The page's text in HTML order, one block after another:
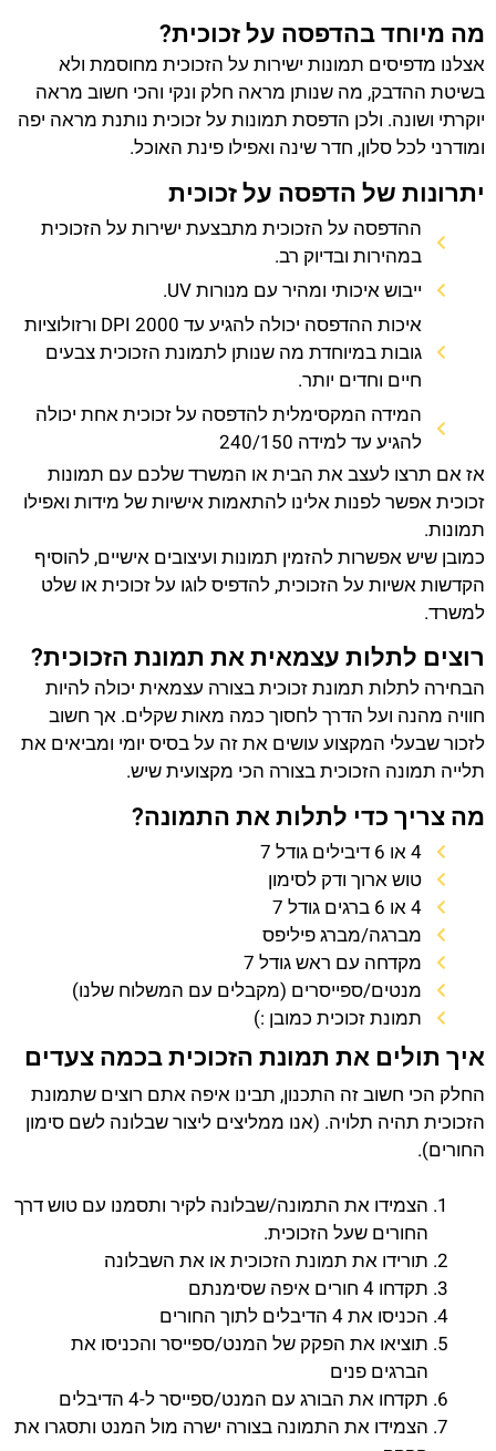
מה מיוחד בהדפסה על זכוכית?
אצלנו מדפיסים תמונות ישירות על הזכוכית מחוסמת ולא
בשיטת ההדבק, מה שנותן מראה חלק ונקי והכי חשוב מראה
יוקרתי ושונה. ולכן הדפסת תמונות על זכוכית נותנת מראה יפה
ומודרני לכל סלון, חדר שינה ואפילו פינת האוכל.
יתרונות של הדפסה על זכוכית
ההדפסה על הזכוכית מתבצעת ישירות על הזכוכית
במהירות ובדיוק רב.
ייבוש איכותי ומהיר עם מנורות UV.
איכות ההדפסה יכולה להגיע עד 2000 DPI ורזולוציות
גובות במיוחדת מה שנותן לתמונת הזכוכית צבעים
חיים וחדים יותר.
המידה המקסימלית להדפסה על זכוכית אחת יכולה
להגיע עד למידה 240/150
אז אם תרצו לעצב את הבית או המשרד שלכם עם תמונות
זכוכית אפשר לפנות אלינו להתאמות אישיות של מידות ואפילו
תמונות.
כמובן שיש אפשרות להזמין תמונות ועיצובים אישיים, להוסיף
הקדשות אשיות על הזכוכית, להדפיס לוגו על זכוכית או שלט
למשרד.
רוצים לתלות עצמאית את תמונת הזכוכית?
הבחירה לתלות תמונת זכוכית בצורה עצמאית יכולה להיות
חוויה מהנה ועל הדרך לחסוך כמה מאות שקלים. אך חשוב
לזכור שבעלי המקצוע עושים את זה על בסיס יומי ומביאים את
תלייה תמונה הזכוכית בצורה הכי מקצועית שיש.
מה צריך כדי לתלות את התמונה?
4 או 6 דיבילים גודל 7
טוש ארוך ודק לסימון
4 או 6 ברגים גודל 7
מברגה/מברג פיליפס
מקדחה עם ראש גודל 7
מנטים/ספייסרים (מקבלים עם המשלוח שלנו)
תמונת זכוכית כמובן :)
איך תולים את תמונת הזכוכית בכמה צעדים
החלק הכי חשוב זה התכנון, תבינו איפה אתם רוצים שתמונת
הזכוכית תהיה תלויה. (אנו ממליצים ליצור שבלונה לשם סימון
החורים).
הצמידו את התמונה/שבלונה לקיר ותסמנו עם טוש דרך
החורים שעל הזכוכית.
תורידו את תמונת הזכוכית או את השבלונה
תקדחו 4 חורים איפה שסימנתם
הכניסו את 4 הדיבלים לתוך החורים
תוציאו את הפקק של המנט/ספייסר והכניסו את
הברגים פנים
תקדחו את הבורג עם המנט/ספייסר ל-4 הדיבלים
הצמידו את התמונה בצורה ישרה מול המנט ותסגרו את